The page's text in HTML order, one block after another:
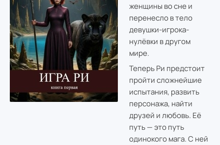
женщины во сне и
перенесло в тело
девушки-игрока-
нулёвки в другом
мире.
Теперь Ри предстоит
пройти сложнейшие
испытания, развить
персонажа, найти
друзей и любовь. Её
путь — это путь
одинокого мага. С ней